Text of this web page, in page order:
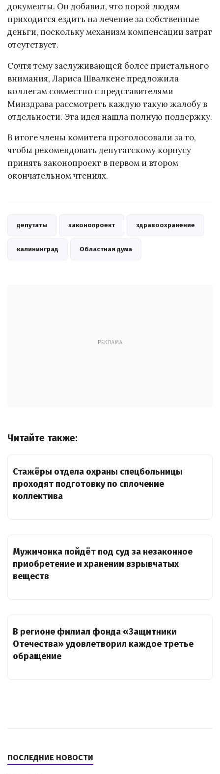
документы. Он добавил, что порой людям
приходится ездить на лечение за собственные
деньги, поскольку механизм компенсации затрат
отсутствует.
Сочтя тему заслуживающей более пристального
внимания, Лариса Швалкене предложила
коллегам совместно с представителями
Минздрава рассмотреть каждую такую жалобу в
отдельности. Эта идея нашла полную поддержку.
В итоге члены комитета проголосовали за то,
чтобы рекомендовать депутатскому корпусу
принять законопроект в первом и втором
окончательном чтениях.
депутаты законопроект здравоохранение
калининград Областная дума
РЕКЛАМА
Читайте также:
Стажёры отдела охраны спецбольницы
проходят подготовку по сплочение
коллектива
Мужичонка пойдёт под суд за незаконное
приобретение и хранении взрывчатых
веществ
В регионе филиал фонда «Защитники
Отечества» удовлетворил каждое третье
обращение
ПОСЛЕДНИЕ НОВОСТИ